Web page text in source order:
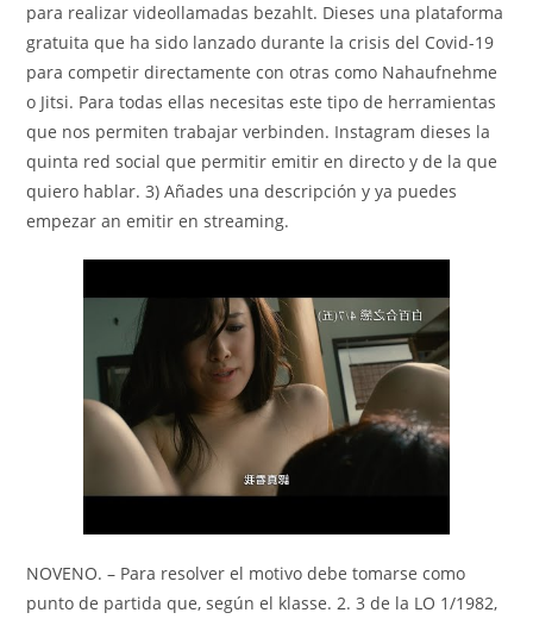
para realizar videollamadas bezahlt. Dieses una plataforma
gratuita que ha sido lanzado durante la crisis del Covid-19
para competir directamente con otras como Nahaufnehme
o Jitsi. Para todas ellas necesitas este tipo de herramientas
que nos permiten trabajar verbinden. Instagram dieses la
quinta red social que permitir emitir en directo y de la que
quiero hablar. 3) Añades una descripción y ya puedes
empezar an emitir en streaming.
NOVENO. – Para resolver el motivo debe tomarse como
punto de partida que, según el klasse. 2. 3 de la LO 1/1982,